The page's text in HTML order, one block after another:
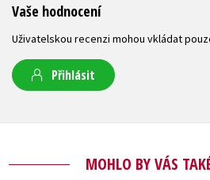
Vaše hodnocení
Uživatelskou recenzi mohou vkládat
Přihlásit
MOHLO BY VÁS